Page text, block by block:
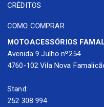
CRÉDITOS
COMO COMPRAR
MOTOACESSÓRIOS
Avenida 9 Julho nº254
4760-102 Vila Nova
Stand:
252 308 994